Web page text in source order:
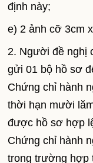
định này;
e) 2 ảnh cỡ 3cm
2. Người đề nghị
gửi 01 bộ hồ sơ
Chứng chỉ hành
thời hạn mười
được hồ sơ hợp
Chứng chỉ hành
trong trường hợp